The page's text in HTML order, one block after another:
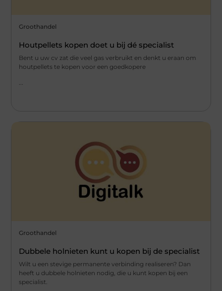
Groothandel
Houtpellets kopen doet u bij dé specialist
Bent u uw cv zat die veel gas verbruikt en denkt u eraan om
houtpellets te kopen voor een goedkopere
Groothandel
Dubbele holnieten kunt u kopen bij de specialist
Wilt u een stevige permanente verbinding realiseren? Dan
heeft u dubbele holnieten nodig, die u kunt kopen bij een
specialist.